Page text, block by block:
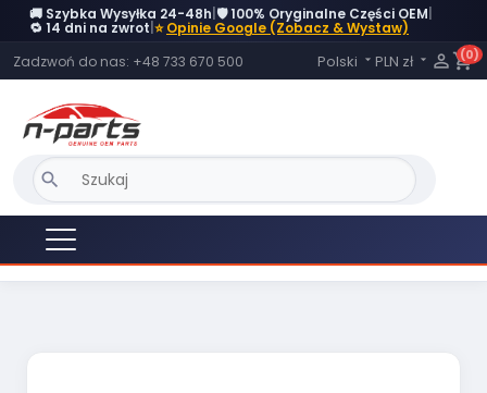
🚚 Szybka Wysyłka 24-48h 🛡️ 100% Oryginalne Części OEM
🔁 14 dni na zwrot ⭐Opinie Google (Zobacz & Wystaw)
Zadzwoń do nas: +48 733 670 500 Język:
Polski  PLN zł   shopping_cart
(0)
search